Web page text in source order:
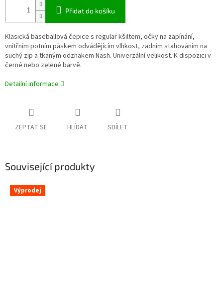
Přidat do košíku
Klasická baseballová čepice s regular kšiltem, očky na zapínání,
vnitřním potním páskem odvádějícím vlhkost, zadním stahováním na
suchý zip a tkaným odznakem Nash. Univerzální velikost. K dispozici v
černé nebo zelené barvě.
Detailní informace
ZEPTAT SE HLÍDAT SDÍLET
Související produkty
Výprodej